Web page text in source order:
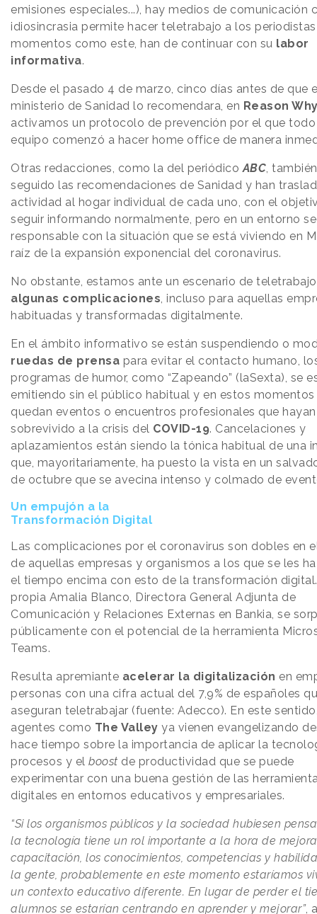
emisiones especiales...), hay medios de comunicación
idiosincrasia permite hacer teletrabajo a los
momentos como este, han de continuar con su labor
informativa.
Desde el pasado 4 de marzo, cinco días antes de que
ministerio de Sanidad lo recomendara, en Reason
activamos un protocolo de prevención por el que
equipo comenzó a hacer home office de manera
Otras redacciones, como la del periódico ABC ,
seguido las recomendaciones de Sanidad y han
actividad al hogar individual de cada uno, con el
seguir informando normalmente, pero en un entorno
responsable con la situación que se está viviendo en
raíz de la expansión exponencial del coronavirus.
No obstante, estamos ante un escenario de
algunas complicaciones , incluso para aquellas
habituadas y transformadas digitalmente.
En el ámbito informativo se están suspendiendo o
ruedas de prensa para evitar el contacto humano,
programas de humor, como “Zapeando” (laSexta), se
emitiendo sin el público habitual y en estos momentos
quedan eventos o encuentros profesionales que hayan
sobrevivido a la crisis del COVID-19. Cancelaciones y
aplazamientos están siendo la tónica habitual de una
que, mayoritariamente, ha puesto la vista en un
de octubre que se avecina intenso y colmado de
Un empujón a la
Transformación Digital
Las complicaciones por el coronavirus son dobles en
de aquellas empresas y organismos a los que se les
el tiempo encima con esto de la transformación
propia Amalia Blanco, Directora General Adjunta de
Comunicación y Relaciones Externas en Bankia, se
públicamente con el potencial de la herramienta
Teams.
Resulta apremiante acelerar la digitalización en
personas con una cifra actual del 7,9% de españoles
aseguran teletrabajar (fuente: Adecco). En este
agentes como The Valley ya vienen evangelizando
hace tiempo sobre la importancia de aplicar la
procesos y el boost de productividad que se puede
experimentar con una buena gestión de las
digitales en entornos educativos y empresariales.
“Si los organismos públicos y la sociedad hubiesen
la tecnología tiene un rol importante a la hora de
capacitación, los conocimientos, competencias y
la gente, probablemente en este momento estaríamos
un contexto educativo diferente. En lugar de perder el
alumnos se estarían centrando en aprender y mejorar”,